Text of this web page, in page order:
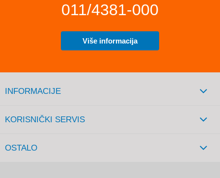
011/4381-000
Više informacija
INFORMACIJE
KORISNIČKI SERVIS
OSTALO